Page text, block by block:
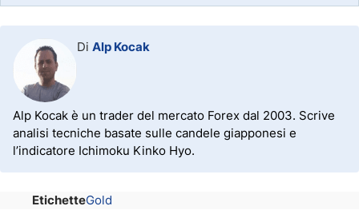
Di Alp Kocak
Alp Kocak è un trader del mercato Forex dal 2003. Scrive
analisi tecniche basate sulle candele giapponesi e
l’indicatore Ichimoku Kinko Hyo.
EtichetteGold